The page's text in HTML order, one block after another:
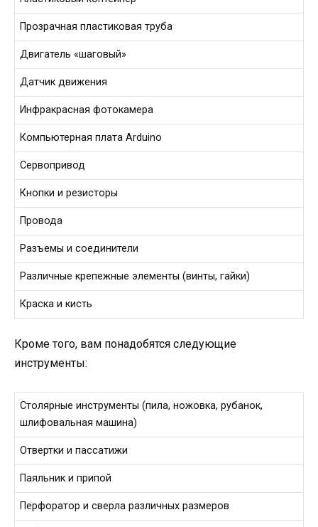
Прозрачная пластиковая труба
Двигатель «шаговый»
Датчик движения
Инфракрасная фотокамера
Компьютерная плата Arduino
Сервопривод
Кнопки и резисторы
Провода
Разъемы и соединители
Различные крепежные элементы (винты, гайки)
Краска и кисть
Кроме того, вам понадобятся следующие
инструменты:
Столярные инструменты (пила, ножовка, рубанок,
шлифовальная машина)
Отвертки и пассатижи
Паяльник и припой
Перфоратор и сверла различных размеров